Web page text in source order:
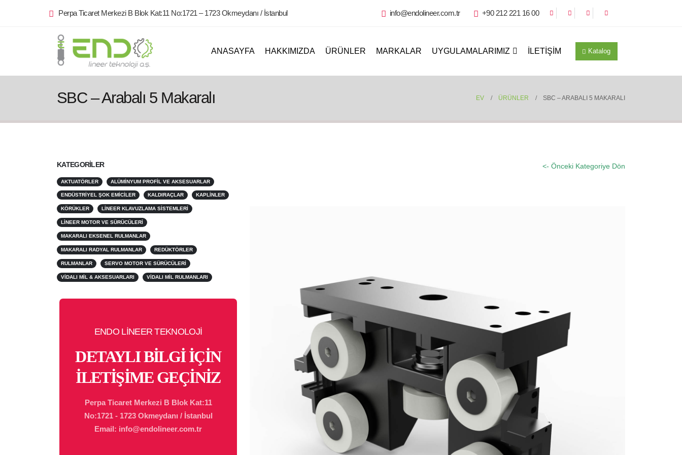
Perpa Ticaret Merkezi B Blok Kat:11 No:1721 – 1723 Okmeydanı / İstanbul info@endolineer.com.tr +90 212 221 16 00
ANASAYFA HAKKIMIZDA ÜRÜNLER MARKALAR UYGULAMALARIMIZ İLETIŞIM Katalog
SBC – Arabalı 5 Makaralı EV ÜRÜNLER SBC – ARABALI 5 MAKARALI
KATEGORILER
AKTUATÖRLER ALÜMINYUM PROFIL VE AKSESUARLAR
ENDÜSTRIYEL ŞOK EMICILER KALDIRAÇLAR KAPLINLER
KÖRÜKLER LINEER KLAVUZLAMA SISTEMLERI
LINEER MOTOR VE SÜRÜCÜLERI
MAKARALI EKSENEL RULMANLAR
MAKARALI RADYAL RULMANLAR REDÜKTÖRLER
RULMANLAR SERVO MOTOR VE SÜRÜCÜLERI
VIDALI MIL & AKSESUARLARI VIDALI MIL RULMANLARI
ENDO LİNEER TEKNOLOJİ
DETAYLI BİLGİ İÇİN
İLETİŞİME GEÇİNİZ
Perpa Ticaret Merkezi B Blok Kat:11
No:1721 - 1723 Okmeydanı / İstanbul
Email: info@endolineer.com.tr
<- Önceki Kategoriye Dön